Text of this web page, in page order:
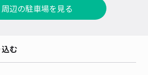
周辺の駐車場を見る
む